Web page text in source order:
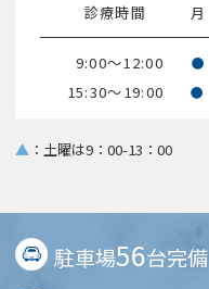
診療時間 月
9:00～12:00 ●
15:30～19:00 ●
▲ ：土曜は9：00-13：00
駐車場56台完備